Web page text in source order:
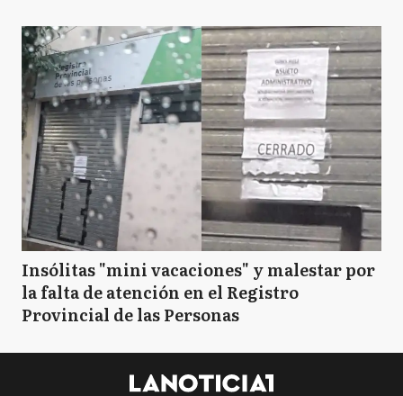
Insólitas "mini vacaciones" y malestar por
la falta de atención en el Registro
Provincial de las Personas